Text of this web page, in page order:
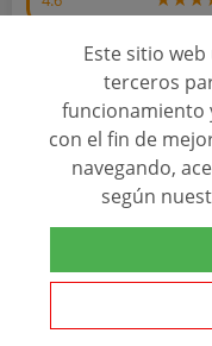
ESCUELA EN GOOGLE
Relacionado con esta
El rol del director de
empresariales a través
papel relevante para la
Este sitio
terceros
funcionamiento
con el fin de
navegando,
según